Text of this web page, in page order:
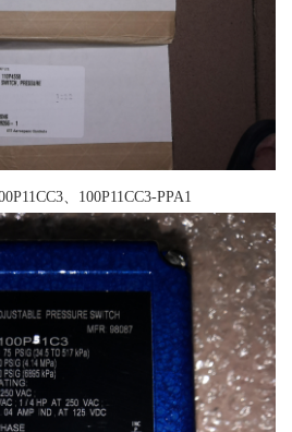
、100P11CC3-PPA1